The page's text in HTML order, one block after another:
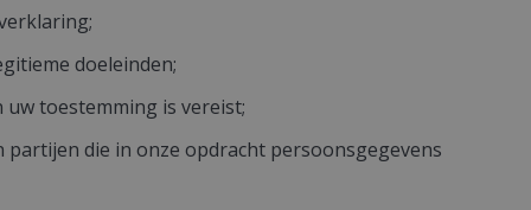
doeleinden;
toestemming is vereist;
die in onze opdracht persoonsgegevens